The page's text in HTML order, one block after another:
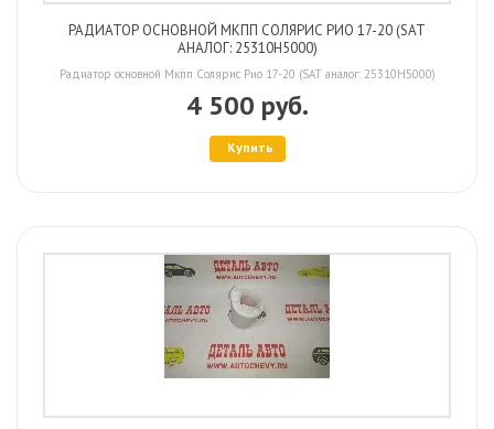
РАДИАТОР ОСНОВНОЙ МКПП СОЛЯРИС РИО 17-20 (SAT
АНАЛОГ: 25310H5000)
Радиатор основной Мкпп Солярис Рио 17-20 (SAT аналог: 25310H5000)
4 500 руб.
Купить